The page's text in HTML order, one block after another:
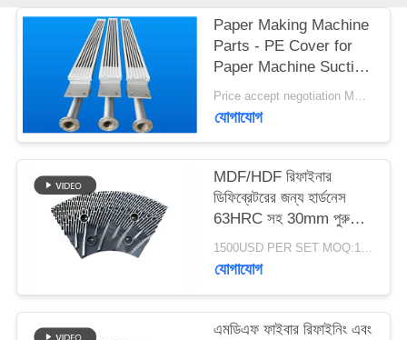
PRIVACY
POLICY
Paper Making Machine
Parts - PE Cover for
Paper Machine Suction
Box
Price accept negotiation MOQ:1 বিন্যাস করুন
যোগাযোগ
MDF/HDF রিফাইনার
ডিফিব্রেটরের জন্য হার্ডনেস
63HRC সহ 30mm পুরু
রিফাইনার সেগমেন্ট
1500USD PER SET MOQ:1 সেট
যোগাযোগ
এমডিএফ ফাইবার রিফাইনিং এবং